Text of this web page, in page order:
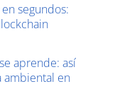
segundos:
aprende: así
ambiental en